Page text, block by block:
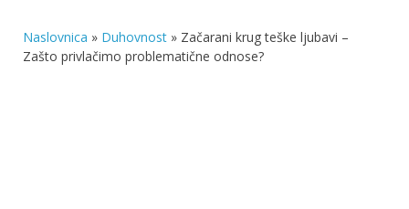
Naslovnica » Duhovnost » Začarani krug teške ljubavi –
Zašto privlačimo problematične odnose?